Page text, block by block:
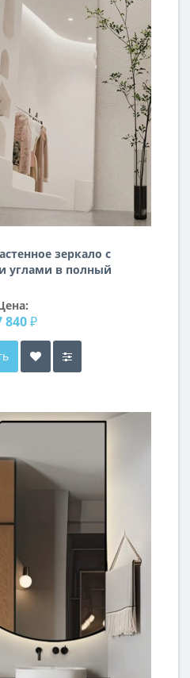
зеркало с
углами в полный
840 ₽